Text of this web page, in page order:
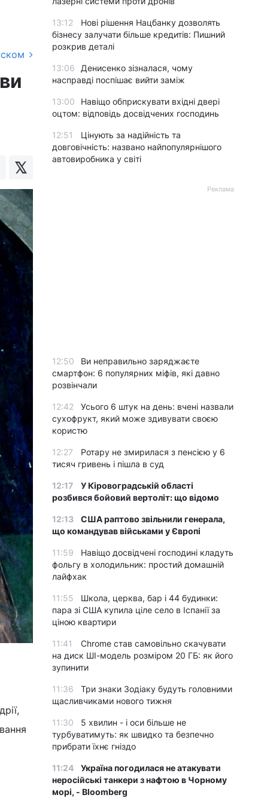
13:12
Нові рішення Нацбанку дозволять
бізнесу залучати більше кредитів: Пишний
розкрив деталі
13:06
Денисенко зізналася, чому
насправді поспішає вийти заміж
13:00
Навіщо обприскувати вхідні двері
оцтом: відповідь досвідчених господинь
12:51
Цінують за надійність та
довговічність: названо найпопулярнішого
автовиробника у світі
Реклама
12:50
Ви неправильно заряджаєте
смартфон: 6 популярних міфів, які давно
розвінчали
12:42
Усього 6 штук на день: вчені назвали
сухофрукт, який може здивувати своєю
користю
12:27
Ротару не змирилася з пенсією у 6
тисяч гривень і пішла в суд
12:17
У Кіровоградській області
розбився бойовий вертоліт: що відомо
12:13
США раптово звільнили генерала,
що командував військами у Європі
11:59
Навіщо досвідчені господині кладуть
фольгу в холодильник: простий домашній
лайфхак
11:55
Школа, церква, бар і 44 будинки:
пара зі США купила ціле село в Іспанії за
ціною квартири
11:41
Chrome став самовільно скачувати
на диск ШІ-модель розміром 20 ГБ: як його
зупинити
11:36
Три знаки Зодіаку будуть головними
щасливчиками нового тижня
11:30
5 хвилин - і оси більше не
турбуватимуть: як швидко та безпечно
прибрати їхнє гніздо
11:24
Україна погодилася не атакувати
неросійські танкери з нафтою в Чорному
морі, - Bloomberg